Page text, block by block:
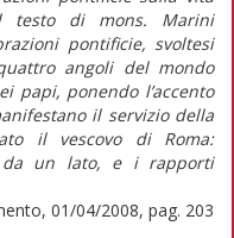
testo di mons. Marini
pontificie, svoltesi
angoli del mondo
papi, ponendo l’accento
il servizio della
il vescovo di Roma:
da un lato, e i rapporti
01/04/2008, pag. 203